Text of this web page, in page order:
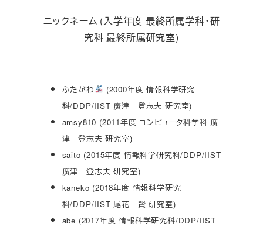
ニックネーム (入学年度 最終所属学科・研
究科 最終所属研究室)
ふたがわ
(2000年度 情報科学研究
科/DDP/IIST 廣津 登志夫 研究室)
amsy810 (2011年度 コンピュータ科学科 廣
津 登志夫 研究室)
saito (2015年度 情報科学研究科/DDP/IIST
廣津 登志夫 研究室)
kaneko (2018年度 情報科学研究
科/DDP/IIST 尾花 賢 研究室)
abe (2017年度 情報科学研究科/DDP/IIST